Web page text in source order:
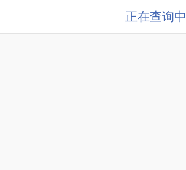
正在查询中